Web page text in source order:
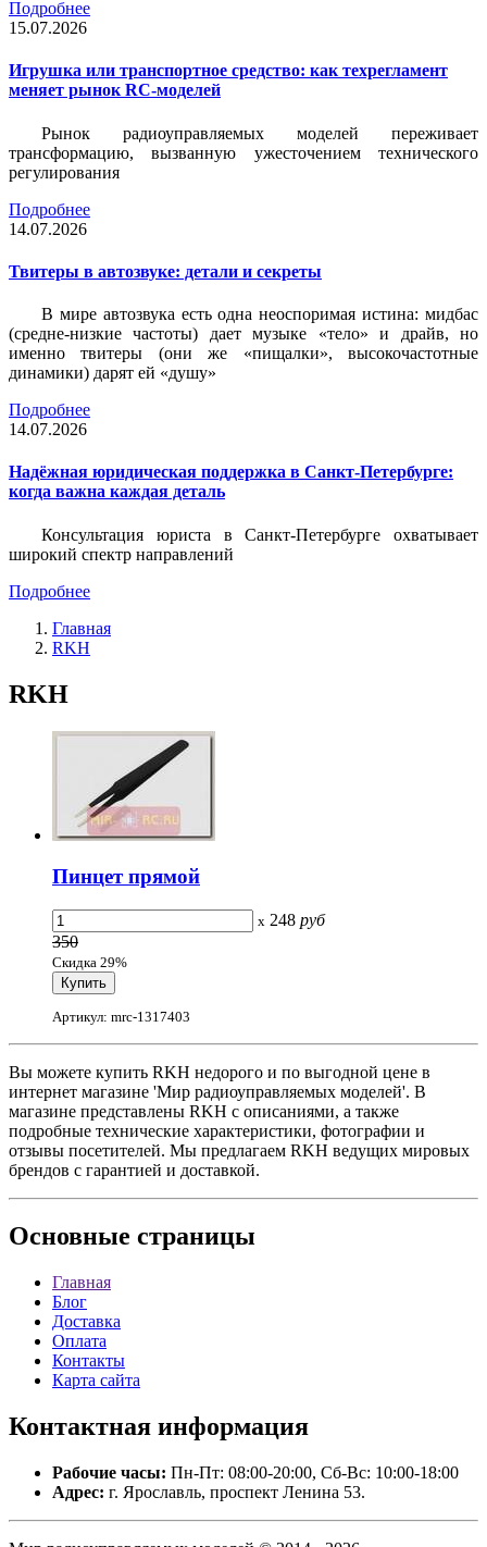
Подробнее
15.07.2026
Игрушка или транспортное средство: как техрегламент
меняет рынок RC-моделей
Рынок радиоуправляемых моделей переживает
трансформацию, вызванную ужесточением технического
регулирования
Подробнее
14.07.2026
Твитеры в автозвуке: детали и секреты
В мире автозвука есть одна неоспоримая истина: мидбас
(средне-низкие частоты) дает музыке «тело» и драйв, но
именно твитеры (они же «пищалки», высокочастотные
динамики) дарят ей «душу»
Подробнее
14.07.2026
Надёжная юридическая поддержка в Санкт-Петербурге:
когда важна каждая деталь
Консультация юриста в Санкт-Петербурге охватывает
широкий спектр направлений
Подробнее
Главная
RKH
RKH
Пинцет прямой
x 248 руб
350
Скидка 29%
Артикул: mrc-1317403
Вы можете купить RKH недорого и по выгодной цене в
интернет магазине 'Мир радиоуправляемых моделей'. В
магазине представлены RKH с описаниями, а также
подробные технические характеристики, фотографии и
отзывы посетителей. Мы предлагаем RKH ведущих мировых
брендов с гарантией и доставкой.
Основные страницы
Главная
Блог
Доставка
Оплата
Контакты
Карта сайта
Контактная информация
Рабочие часы: Пн-Пт: 08:00-20:00, Сб-Вс: 10:00-18:00
Адрес: г. Ярославль, проспект Ленина 53.